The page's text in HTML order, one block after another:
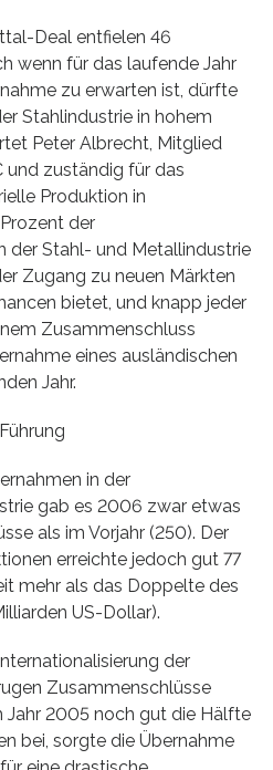
Deal entfielen 46
wenn für das laufende Jahr
zu erwarten ist, dürfte
Stahlindustrie in hohem
Peter Albrecht, Mitglied
und zuständig für das
Produktion in
der
der Stahl- und Metallindustrie
Zugang zu neuen Märkten
bietet, und knapp jeder
Zusammenschluss
eines ausländischen
Jahr.
in der
gab es 2006 zwar etwas
als im Vorjahr (250). Der
erreichte jedoch gut 77
mehr als das Doppelte des
US-Dollar).
der
Zusammenschlüsse
Jahr 2005 noch gut die Hälfte
bei, sorgte die Übernahme